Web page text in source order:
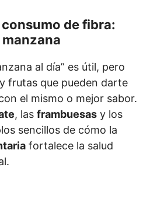
de fibra:
manzana
al día” es útil, pero
frutas que pueden darte
el mismo o mejor sabor.
, las frambuesas y los
sencillos de cómo la
fortalece la salud